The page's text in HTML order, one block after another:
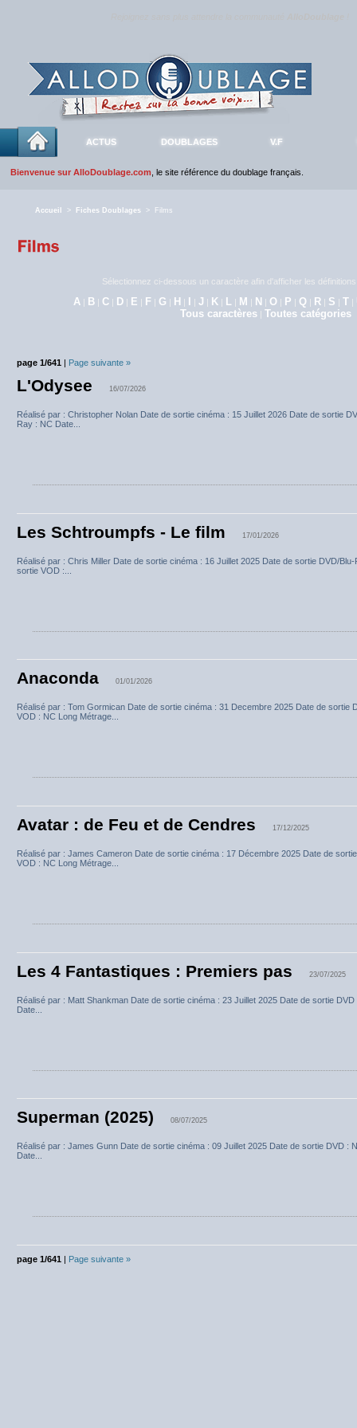
ACTUS DOUBLAGES V.F
Bienvenue sur AlloDoublage.com , le site référence du doublage français.
Accueil > Fiches Doublages > Films
Sélectionnez ci-dessous un caractère afin d'afficher les
A | B | C | D | E | F | G | H | I |J | K | L | M | N | O | P | Q | R | S | T |
Tous caractères | Toutes catégories
page 1/641 | Page suivante »
L'Odysee 16/07/2026
Réalisé par : Christopher Nolan Date de sortie cinéma : 15 Juillet 2026 Date de sortie
Ray : NC Date...
Les Schtroumpfs - Le film 17/01/2026
Réalisé par : Chris Miller Date de sortie cinéma : 16 Juillet 2025 Date de sortie DVD/
sortie VOD :...
Anaconda 01/01/2026
Réalisé par : Tom Gormican Date de sortie cinéma : 31 Decembre 2025 Date de sortie
VOD : NC Long Métrage...
Avatar : de Feu et de Cendres 17/12/2025
Réalisé par : James Cameron Date de sortie cinéma : 17 Décembre 2025 Date de
VOD : NC Long Métrage...
Les 4 Fantastiques : Premiers pas 23/07/2025
Réalisé par : Matt Shankman Date de sortie cinéma : 23 Juillet 2025 Date de sortie
Date...
Superman (2025) 08/07/2025
Réalisé par : James Gunn Date de sortie cinéma : 09 Juillet 2025 Date de sortie DVD :
Date...
page 1/641 | Page suivante »